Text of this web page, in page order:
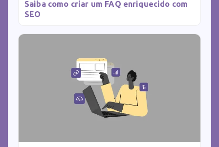
Saiba como criar um FAQ enriquecido com
SEO